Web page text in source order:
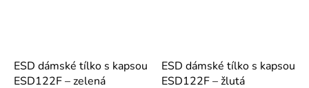
ESD dámské tílko s kapsou
ESD122F – zelená
ESD dámské tílko s kapsou
ESD122F – žlutá